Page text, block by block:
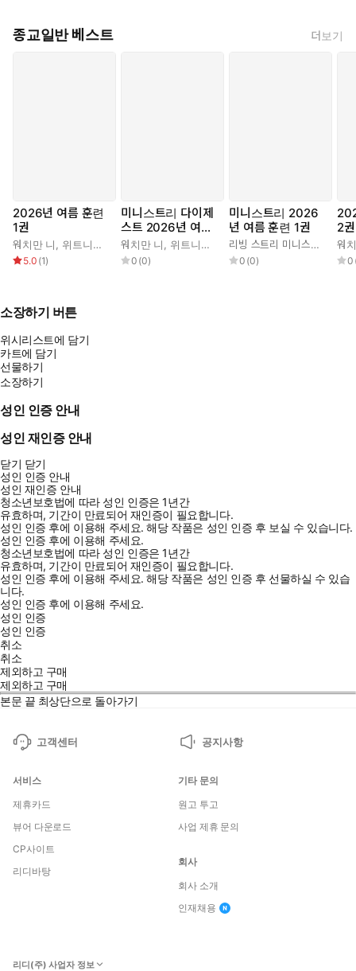
종교일반 베스트 더보기
2026년 여름 훈련
1권
워치만 니, 위트니스 리
5.0 (1)
미니스트리 다이제
스트 2026년 여름
훈련 1권
워치만 니, 위트니스 리
0 (0)
미니스트리 2026
년 여름 훈련 1권
리빙 스트리 미니스트리 편집부
0 (0)
2권
워
0
소장하기 버튼
위시리스트에 담기
카트에 담기
선물하기
소장하기
성인 인증 안내
성인 재인증 안내
닫기 닫기
성인 인증 안내
성인 재인증 안내
청소년보호법에 따라 성인 인증은 1년간
유효하며, 기간이 만료되어 재인증이 필요합니다.
성인 인증 후에 이용해 주세요.해당 작품은 성인 인증 후 보실 수 있습니다.
성인 인증 후에 이용해 주세요.
청소년보호법에 따라 성인 인증은 1년간
유효하며, 기간이 만료되어 재인증이 필요합니다.
성인 인증 후에 이용해 주세요.해당 작품은 성인 인증 후 선물하실 수 있습
니다.
성인 인증 후에 이용해 주세요.
성인 인증
성인 인증
취소
취소
제외하고 구매
제외하고 구매
본문 끝 최상단으로 돌아가기
고객센터 공지사항
서비스
제휴카드
뷰어 다운로드
CP사이트
리디바탕
기타 문의
원고 투고
사업 제휴 문의
회사
회사 소개
인재채용
리디(주) 사업자 정보